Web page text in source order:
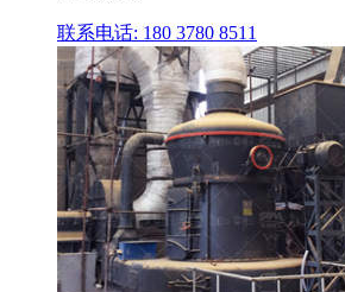
联系电话: 180 3780 8511